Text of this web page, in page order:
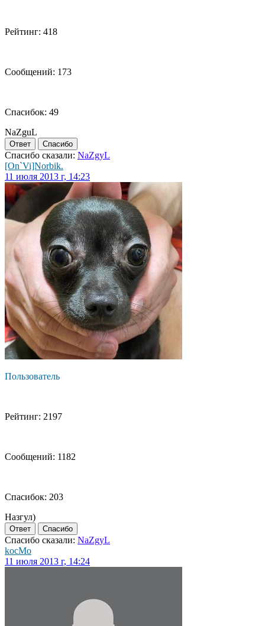
Рейтинг: 418
Сообщений: 173
Спасибок: 49
NaZguL
Ответ Спасибо
Спасибо сказали: NaZgyL
[On`Vi]Norbik.
11 июля 2013 г, 14:23
Пользователь
Рейтинг: 2197
Сообщений: 1182
Спасибок: 203
Назгул)
Ответ Спасибо
Спасибо сказали: NaZgyL
kocMo
11 июля 2013 г, 14:24